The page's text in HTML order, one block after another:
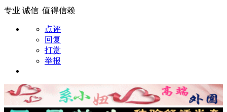
专业 诚信 值得信赖
点评
回复
打赏
举报